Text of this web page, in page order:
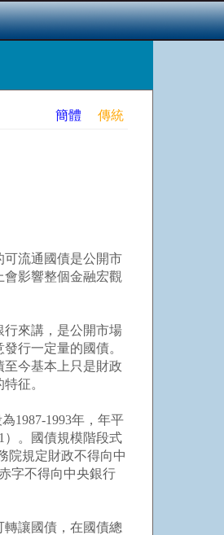
簡體 傳統
流通國債是公開市
影響整個金融宏觀
來講，是公開市場
行一定量的國債。
今基本上只是財政
征。
1987-1993年，年平
）。國債規模階段式
院規定財政不得向中
字不得向中央銀行
讓國債，在國債總